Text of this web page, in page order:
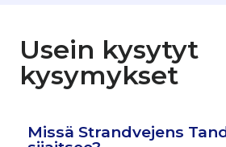
Usein kysytyt
kysymykset
Missä Strandvejens